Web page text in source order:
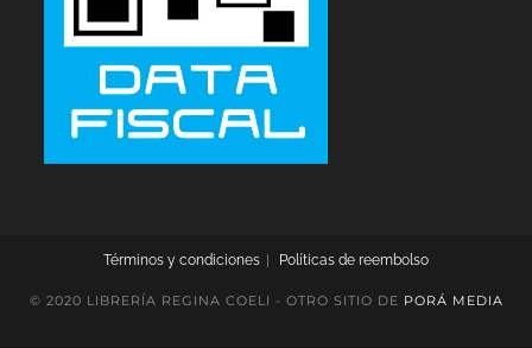
Términos y condiciones Políticas de reembolso
© 2020 LIBRERÍA REGINA COELI - OTRO SITIO DE PORÁ MEDIA